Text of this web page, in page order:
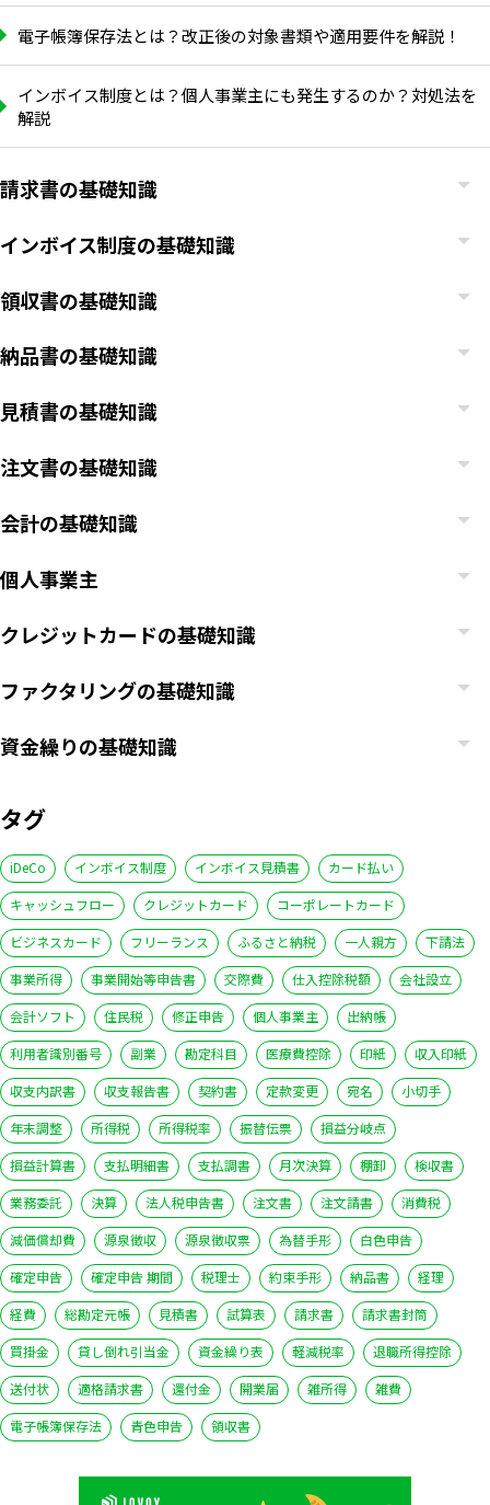
電子帳簿保存法とは？改正後の対象書類や適用要件を解説！
インボイス制度とは？個人事業主にも発生するのか？対処法を
解説
請求書の基礎知識
インボイス制度の基礎知識
領収書の基礎知識
納品書の基礎知識
見積書の基礎知識
注文書の基礎知識
会計の基礎知識
個人事業主
クレジットカードの基礎知識
ファクタリングの基礎知識
資金繰りの基礎知識
タグ
iDeCo インボイス制度 インボイス見積書
カード払い
キャッシュフロー
クレジットカード
コーポレートカード
ビジネスカード
フリーランス ふるさと納税 一人親方
下請法
事業所得
事業開始等申告書 交際費 仕入控除税額
会社設立
会計ソフト
住民税 修正申告 個人事業主
出納帳
利用者識別番号
副業 勘定科目 医療費控除 印紙
収入印紙
収支内訳書
収支報告書 契約書 定款変更 宛名
小切手
年末調整
所得税 所得税率 振替伝票
損益分岐点
損益計算書
支払明細書 支払調書 月次決算 棚卸
検収書
業務委託
決算 法人税申告書 注文書 注文請書
消費税
減価償却費
源泉徴収 源泉徴収票 為替手形
白色申告
確定申告
確定申告 期間 税理士 約束手形 納品書
経理
経費
総勘定元帳 見積書 試算表 請求書
請求書封筒
買掛金
貸し倒れ引当金 資金繰り表 軽減税率
退職所得控除
送付状
適格請求書 還付金 開業届 雑所得
雑費
電子帳簿保存法
青色申告 領収書